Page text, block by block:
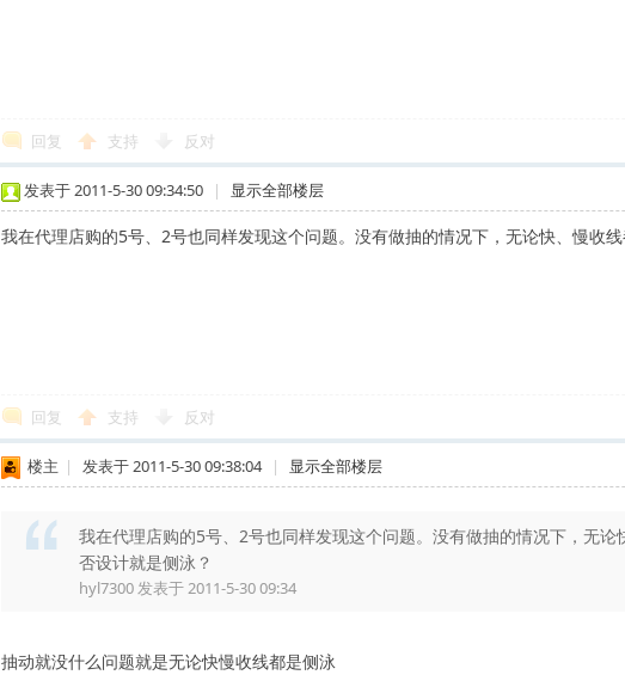
回复 支持 反对
发表于 2011-5-30 09:34:50 | 显示全部楼层
我在代理店购的5号、2号也同样发现这个问题。没有做抽的情况下，无论快、慢收
回复 支持 反对
楼主 | 发表于 2011-5-30 09:38:04 | 显示全部楼层
我在代理店购的5号、2号也同样发现这个问题。没有做抽的情况下，无论
否设计就是侧泳？
hyl7300 发表于 2011-5-30 09:34
抽动就没什么问题就是无论快慢收线都是侧泳